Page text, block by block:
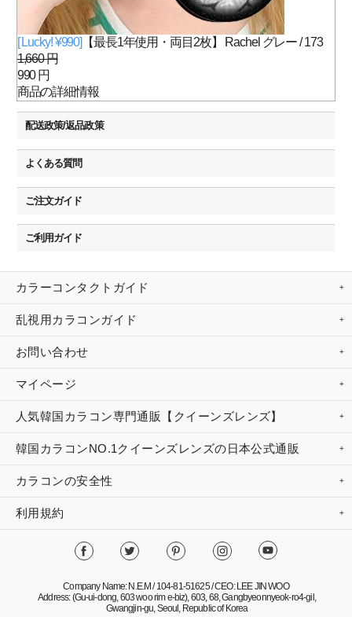
[ Lucky! ¥990] 【最長1年使用・両目2枚】 Rachel グレー / 173
1,660 円
990 円
商品の詳細情報
配送政策/返品政策
よくある質問
ご注文ガイド
ご利用ガイド
カラーコンタクトガイド
乱視用カラコンガイド
お問い合わせ
マイページ
人気韓国カラコン専門通販【クイーンズレンズ】
韓国カラコンNO.1クイーンズレンズの日本公式通販
カラコンの安全性
利用規約
Company Name: N.E.M / 104-81-51625 / CEO: LEE JIN WOO
Address: (Gu-ui-dong, 603 woo rim e-biz), 603, 68, Gangbyeonnyeok-ro4-gil,
Gwangjin-gu, Seoul, Republic of Korea